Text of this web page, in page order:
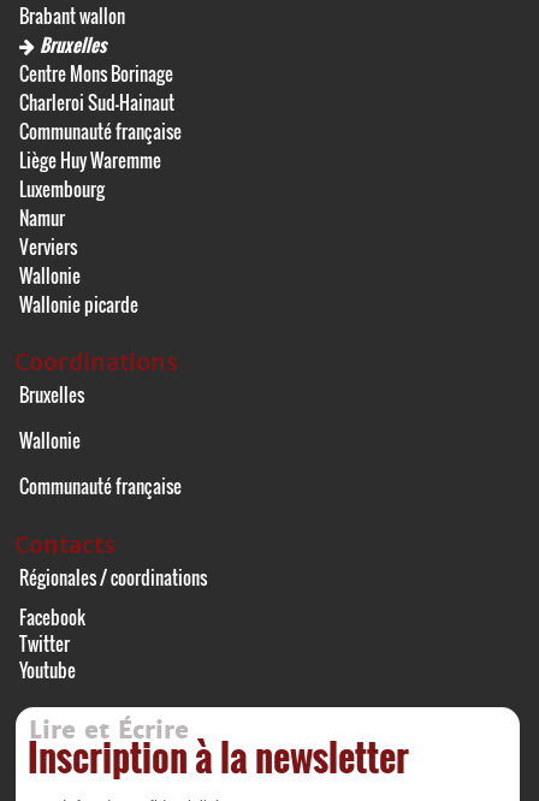
Brabant wallon
Bruxelles
Centre Mons Borinage
Charleroi Sud-Hainaut
Communauté française
Liège Huy Waremme
Luxembourg
Namur
Verviers
Wallonie
Wallonie picarde
Coordinations
Bruxelles
Wallonie
Communauté française
Contacts
Régionales / coordinations
Facebook
Twitter
Youtube
Lire et Écrire
Inscription à la newsletter